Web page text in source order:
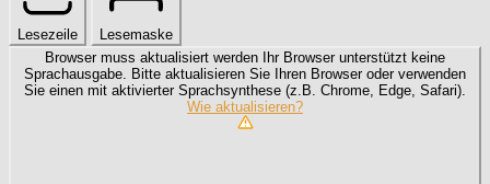
Lesezeile
Lesemaske
Browser muss aktualisiert werden
Ihr Browser unterstützt keine
Sprachausgabe. Bitte aktualisieren Sie Ihren Browser oder verwenden
Sie einen mit aktivierter Sprachsynthese (z.B. Chrome, Edge, Safari).
Wie aktualisieren?